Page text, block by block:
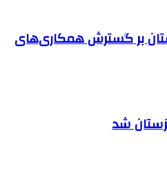
بر گسترش همکاری‌های
شد